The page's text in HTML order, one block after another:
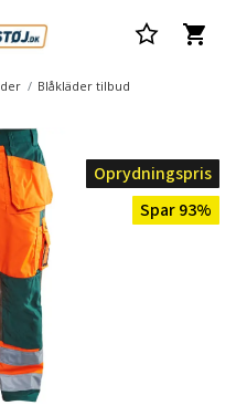
Blåkläder tilbud
Oprydningspris
Spar 93%